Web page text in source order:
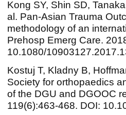
Kong SY, Shin SD,
al. Pan-Asian Trauma
methodology of an
Prehosp Emerg Care.
10.1080/
Kostuj T, Kladny B,
Society for orthopaedics
of the DGU and DGOOC
119(6):463-468. DOI: